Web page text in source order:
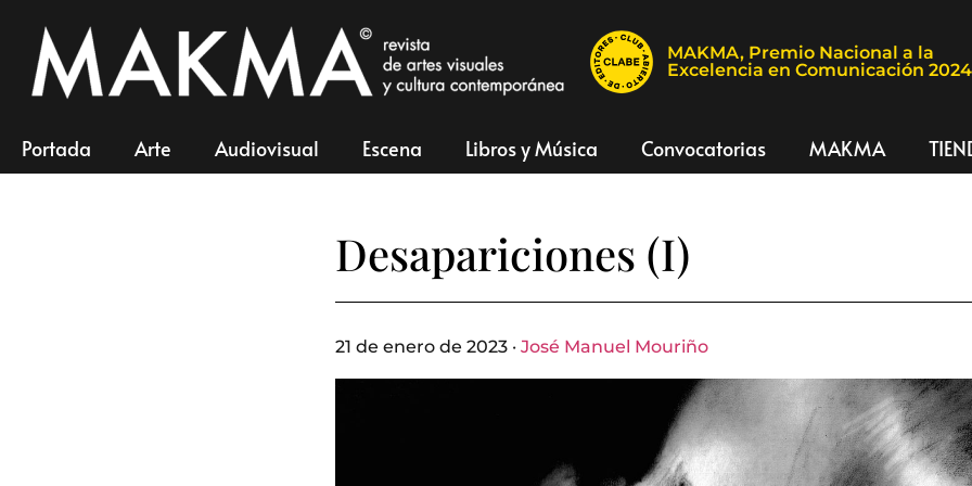
MAKMA, Premio Nacional a la
Excelencia en Comunicación 2024
Portada Arte Audiovisual Escena Libros y Música Convocatorias MAKMA
Desapariciones (I)
21 de enero de 2023 · José Manuel Mouriño